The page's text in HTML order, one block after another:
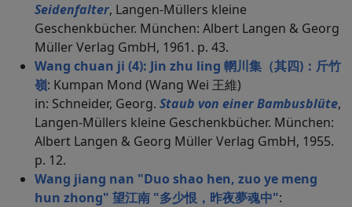
Seidenfalter, Langen-Müllers kleine
Geschenkbücher. München: Albert Langen & Georg
Müller Verlag GmbH, 1961. p. 43.
Wang chuan ji (4): Jin zhu ling 輞川集（其四)：斤竹
嶺: Kumpan Mond (Wang Wei 王維)
in: Schneider, Georg. Staub von einer Bambusblüte,
Langen-Müllers kleine Geschenkbücher. München:
Albert Langen & Georg Müller Verlag GmbH, 1955.
p. 12.
Wang jiang nan "Duo shao hen, zuo ye meng
hun zhong" 望江南 "多少恨，昨夜夢魂中":